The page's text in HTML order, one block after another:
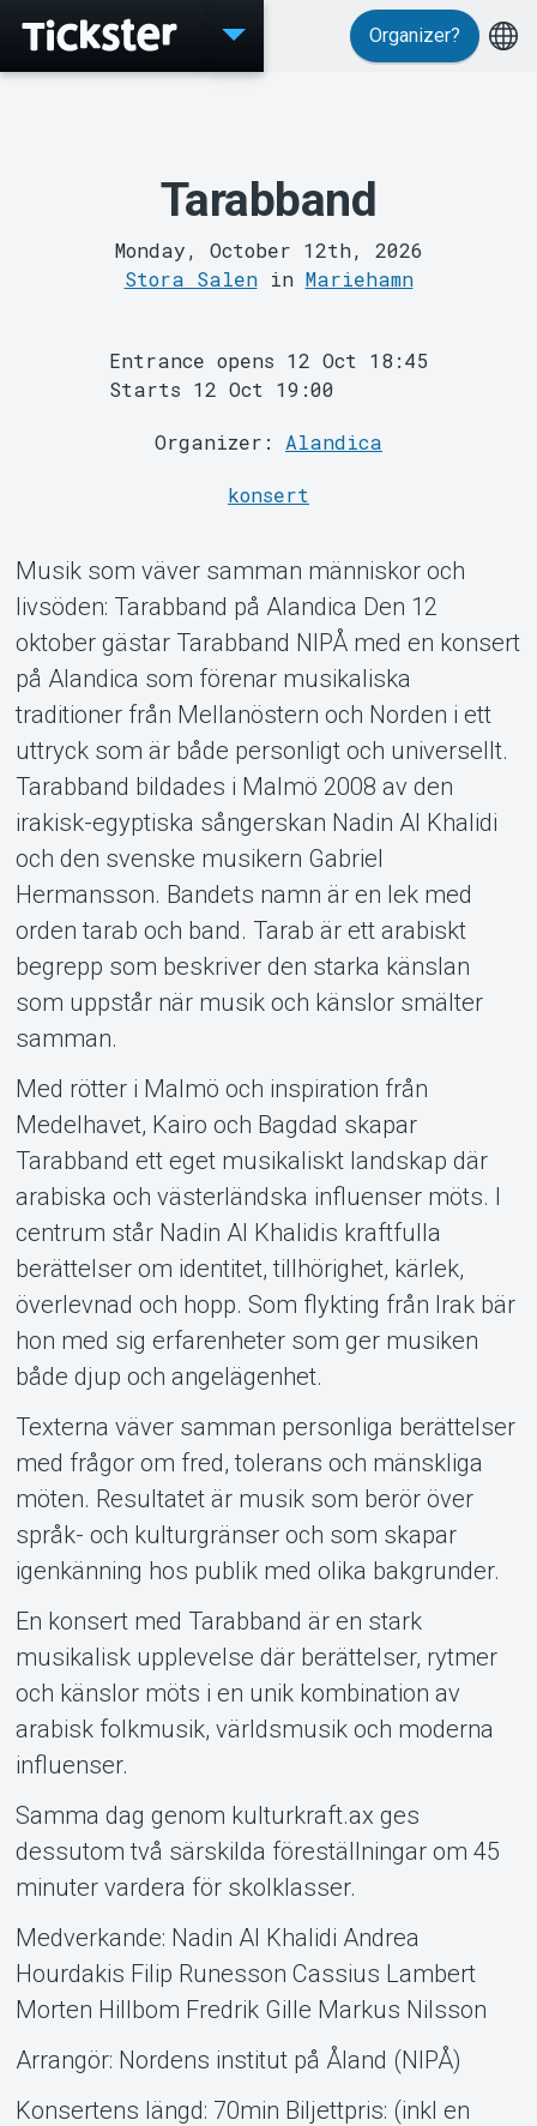
MyTickster
Support
About Tickster
Organizer?
Tarabband
Monday, October 12th, 2026
Stora Salenin Mariehamn
Entrance opens 12 Oct 18:45
Starts 12 Oct 19:00
Organizer: Alandica
konsert
Musik som väver samman människor och
livsöden: Tarabband på Alandica Den 12
oktober gästar Tarabband NIPÅ med en konsert
på Alandica som förenar musikaliska
traditioner från Mellanöstern och Norden i ett
uttryck som är både personligt och universellt.
Tarabband bildades i Malmö 2008 av den
irakisk-egyptiska sångerskan Nadin Al Khalidi
och den svenske musikern Gabriel
Hermansson. Bandets namn är en lek med
orden tarab och band. Tarab är ett arabiskt
begrepp som beskriver den starka känslan
som uppstår när musik och känslor smälter
samman.
Med rötter i Malmö och inspiration från
Medelhavet, Kairo och Bagdad skapar
Tarabband ett eget musikaliskt landskap där
arabiska och västerländska influenser möts. I
centrum står Nadin Al Khalidis kraftfulla
berättelser om identitet, tillhörighet, kärlek,
överlevnad och hopp. Som flykting från Irak bär
hon med sig erfarenheter som ger musiken
både djup och angelägenhet.
Texterna väver samman personliga berättelser
med frågor om fred, tolerans och mänskliga
möten. Resultatet är musik som berör över
språk- och kulturgränser och som skapar
igenkänning hos publik med olika bakgrunder.
En konsert med Tarabband är en stark
musikalisk upplevelse där berättelser, rytmer
och känslor möts i en unik kombination av
arabisk folkmusik, världsmusik och moderna
influenser.
Samma dag genom kulturkraft.ax ges
dessutom två särskilda föreställningar om 45
minuter vardera för skolklasser.
Medverkande: Nadin Al Khalidi Andrea
Hourdakis Filip Runesson Cassius Lambert
Morten Hillbom Fredrik Gille Markus Nilsson
Arrangör: Nordens institut på Åland (NIPÅ)
Konsertens längd: 70min Biljettpris: (inkl en